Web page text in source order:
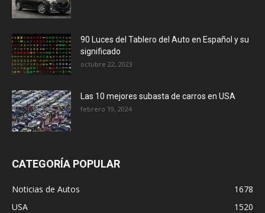
90 Luces del Tablero del Auto en Español y su
significado
octubre 22, 2023
Las 10 mejores subasta de carros en USA
febrero 19, 2024
CATEGORÍA POPULAR
Noticias de Autos
1678
USA
1520